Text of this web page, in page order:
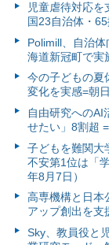
児童虐待対応を
国23自治体・
Polimill、自治
海道新冠町で実
今の子どもの夏
変化を実感=朝
自由研究へのAI
せたい」8割超
子どもを難関大
不安第1位は「
年8月7日）
高専機構と日本
アップ創出を支
Sky、教員役と